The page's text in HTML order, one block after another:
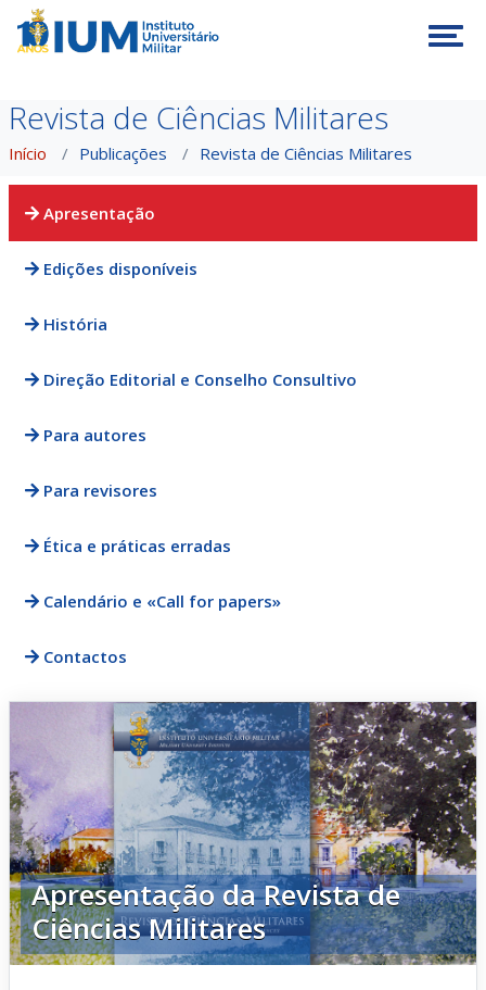
Revista de Ciências Militares
Início Publicações Revista de Ciências Militares
Apresentação
Edições disponíveis
História
Direção Editorial e Conselho Consultivo
Para autores
Para revisores
Ética e práticas erradas
Calendário e «Call for papers»
Contactos
Apresentação da Revista de
Ciências Militares